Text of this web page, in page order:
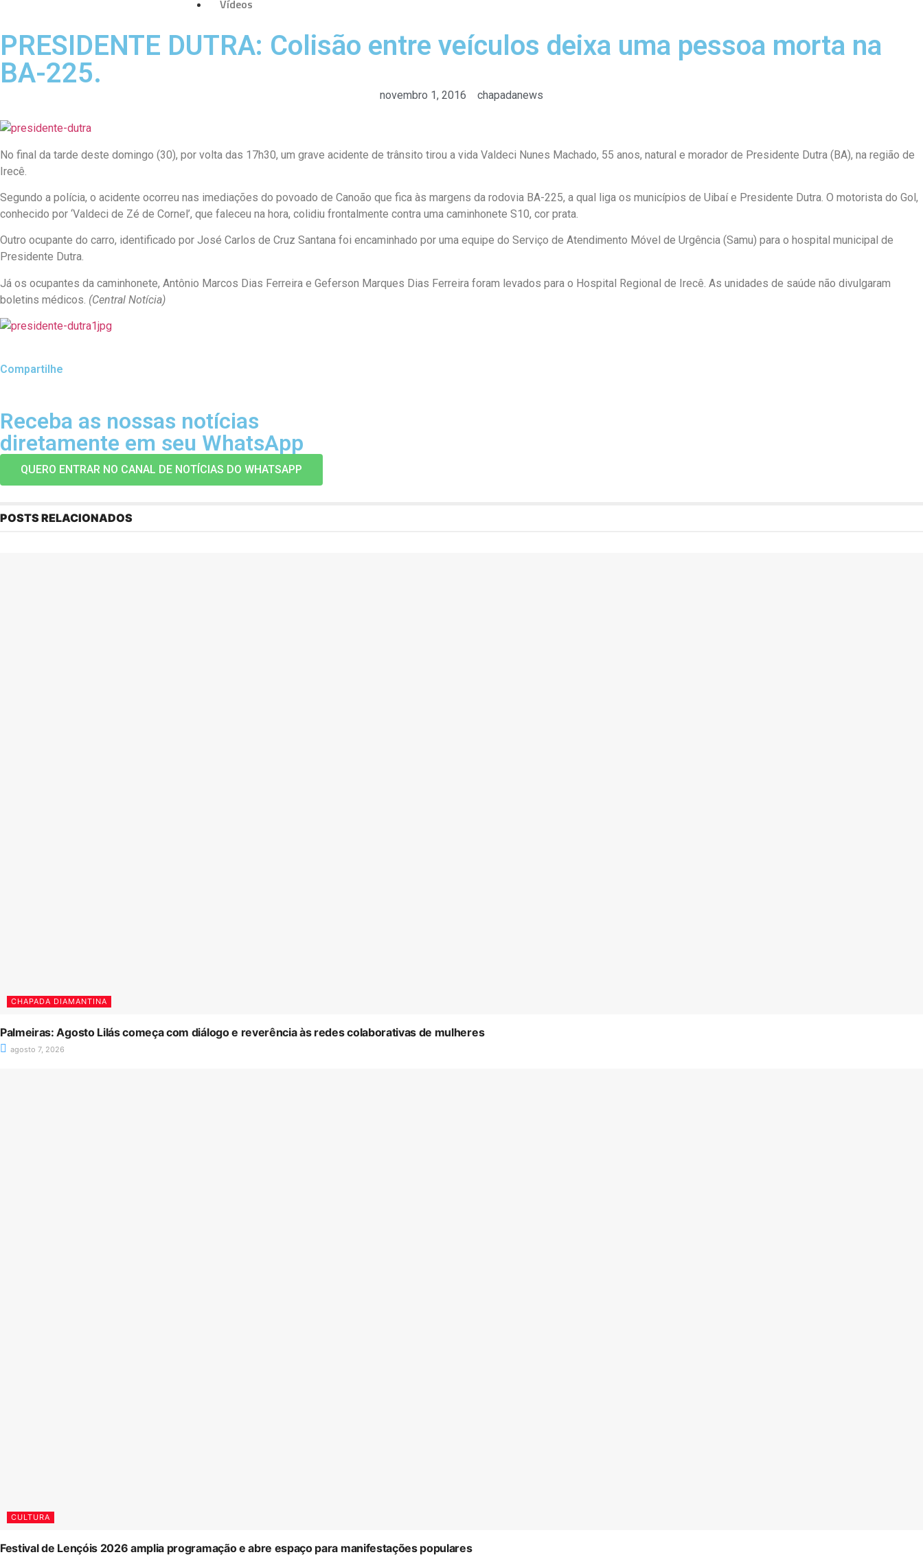
Vídeos
PRESIDENTE DUTRA: Colisão entre veículos deixa uma pessoa morta na
BA-225.
novembro 1, 2016 chapadanews
No final da tarde deste domingo (30), por volta das 17h30, um grave acidente de trânsito tirou a vida Valdeci Nunes Machado, 55 anos, natural e morador de Presidente Dutra (BA), na região de
Irecê.
Segundo a polícia, o acidente ocorreu nas imediações do povoado de Canoão que fica às margens da rodovia BA-225, a qual liga os municípios de Uibaí e Presidente Dutra. O motorista do Gol,
conhecido por ‘Valdeci de Zé de Cornel’, que faleceu na hora, colidiu frontalmente contra uma caminhonete S10, cor prata.
Outro ocupante do carro, identificado por José Carlos de Cruz Santana foi encaminhado por uma equipe do Serviço de Atendimento Móvel de Urgência (Samu) para o hospital municipal de
Presidente Dutra.
Já os ocupantes da caminhonete, Antônio Marcos Dias Ferreira e Geferson Marques Dias Ferreira foram levados para o Hospital Regional de Irecê. As unidades de saúde não divulgaram
boletins médicos. (Central Notícia)
Compartilhe
Receba as nossas notícias
diretamente em seu WhatsApp
QUERO ENTRAR NO CANAL DE NOTÍCIAS DO WHATSAPP
POSTS RELACIONADOS
CHAPADA DIAMANTINA
Palmeiras: Agosto Lilás começa com diálogo e reverência às redes colaborativas de mulheres
agosto 7, 2026
CULTURA
Festival de Lençóis 2026 amplia programação e abre espaço para manifestações populares